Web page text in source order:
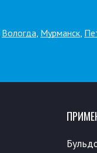
Вологда, Мурманск,